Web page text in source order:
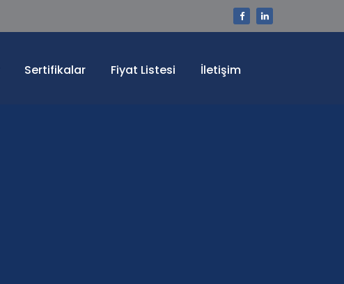
Sertifikalar Fiyat Listesi İletişim